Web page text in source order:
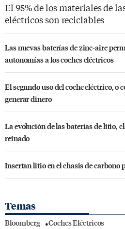
El 95% de los materiales de
eléctricos son reciclables
Las nuevas baterías de zinc-aire
autonomías a los coches eléctricos
El segundo uso del coche eléctrico, o
generar dinero
La evolución de las baterías de litio,
reinado
Insertan litio en el chasis de carbono
Temas
Bloomberg Coches Eléctricos